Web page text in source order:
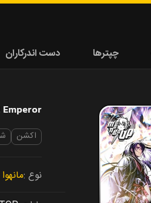
چپترها دست اندرکاران
اکشن
نوع مانهوا